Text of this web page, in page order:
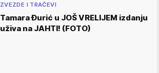
ZVEZDE I TRAČEVI
Tamara Đurić u JOŠ VRELIJEM izdanju
uživa na JAHTI! (FOTO)